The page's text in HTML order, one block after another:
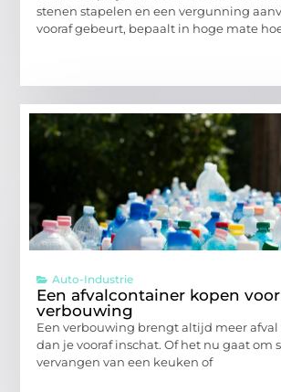
stenen stapelen en een vergunning
vooraf gebeurt, bepaalt in hoge mate
Auto-Industrie
Een afvalcontainer kopen
verbouwing
Een verbouwing brengt altijd meer
dan je vooraf inschat. Of het nu gaat om
vervangen van een keuken of